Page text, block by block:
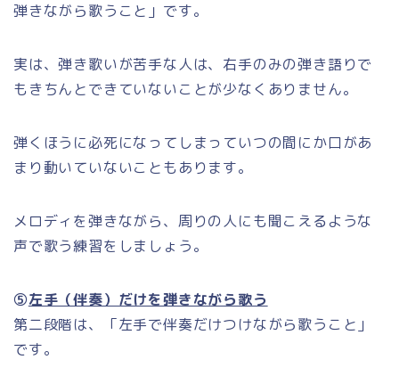
弾きながら歌うこと」です。
実は、弾き歌いが苦手な人は、右手のみの弾き語りで
もきちんとできていないことが少なくありません。
弾くほうに必死になってしまっていつの間にか口があ
まり動いていないこともあります。
メロディを弾きながら、周りの人にも聞こえるような
声で歌う練習をしましょう。
⑤左手（伴奏）だけを弾きながら歌う
第二段階は、「左手で伴奏だけつけながら歌うこと」
です。